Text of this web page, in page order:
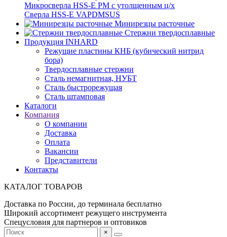
Микросверла HSS-E PM c утолщенным ц/х
Сверла HSS-E VAPDMSUS
Минирезцы расточные
Cтержни твердосплавные
Продукция INHARD
Режущие пластины КНБ (кубический нитрид
бора)
Твердосплавные стержни
Сталь немагнитная, НУБТ
Сталь быстрорежущая
Сталь штамповая
Каталоги
Компания
О компании
Доставка
Оплата
Вакансии
Представители
Контакты
КАТАЛОГ ТОВАРОВ
Доставка по России, до терминала бесплатно
Широкий ассортимент режущего инструмента
Спецусловия для партнеров и оптовиков
×